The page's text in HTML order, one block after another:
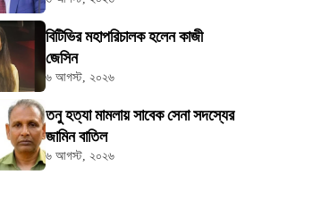
বিটিভির মহাপরিচালক হলেন কাজী
জেসিন
৬ আগস্ট, ২০২৬
তনু হত্যা মামলায় সাবেক সেনা সদস্যের
জামিন বাতিল
৬ আগস্ট, ২০২৬